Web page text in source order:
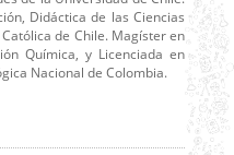
Didáctica de las Ciencias
de Chile. Magíster en
Química, y Licenciada en
Nacional de Colombia.